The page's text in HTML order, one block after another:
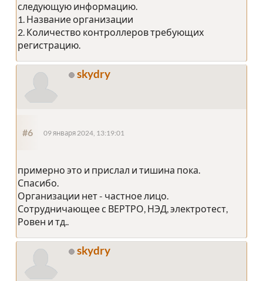
следующую информацию.
1. Название организации
2. Количество контроллеров требующих
регистрацию.
skydry
#6 09 января 2024, 13:19:01
примерно это и прислал и тишина пока.
Спасибо.
Организации нет - частное лицо.
Сотрудничающее с ВЕРТРО, НЭД, электротест,
Ровен и тд..
skydry